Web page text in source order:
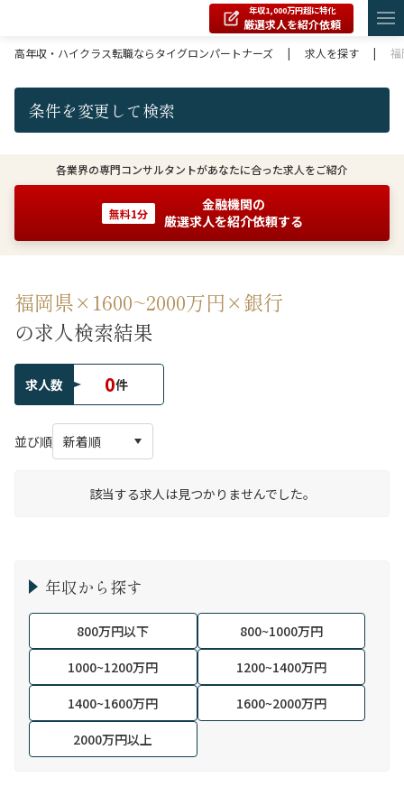
年収1,000万円超に特化
厳選求人を紹介依頼
高年収・ハイクラス転職ならタイグロンパートナーズ
| 求人を探す |
条件を変更して検索
各業界の専門コンサルタントがあなたに合った求人をご紹介
無料1分
金融機関の
厳選求人を紹介依頼する
福岡県×1600~2000万円×銀行
の求人検索結果
求人数 0件
並び順
該当する求人は見つかりませんでした。
年収から探す
800万円以下
800~1000万円
1000~1200万円
1200~1400万円
1400~1600万円
1600~2000万円
2000万円以上